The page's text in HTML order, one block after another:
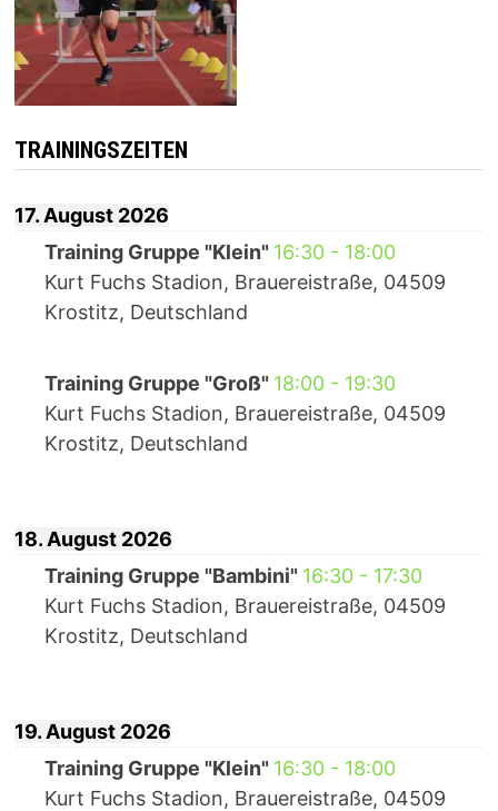
TRAININGSZEITEN
17. August 2026
Training Gruppe "Klein" 16:30- 18:00
Kurt Fuchs Stadion, Brauereistraße, 04509
Krostitz, Deutschland
Training Gruppe "Groß" 18:00- 19:30
Kurt Fuchs Stadion, Brauereistraße, 04509
Krostitz, Deutschland
18. August 2026
Training Gruppe "Bambini" 16:30- 17:30
Kurt Fuchs Stadion, Brauereistraße, 04509
Krostitz, Deutschland
19. August 2026
Training Gruppe "Klein" 16:30- 18:00
Kurt Fuchs Stadion, Brauereistraße, 04509